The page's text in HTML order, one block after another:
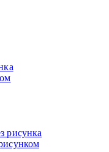
рисунка